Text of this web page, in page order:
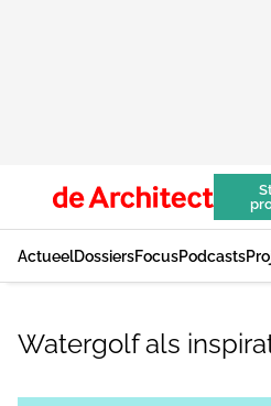
ActueelDossiersFocusPodcasts
Watergolf als